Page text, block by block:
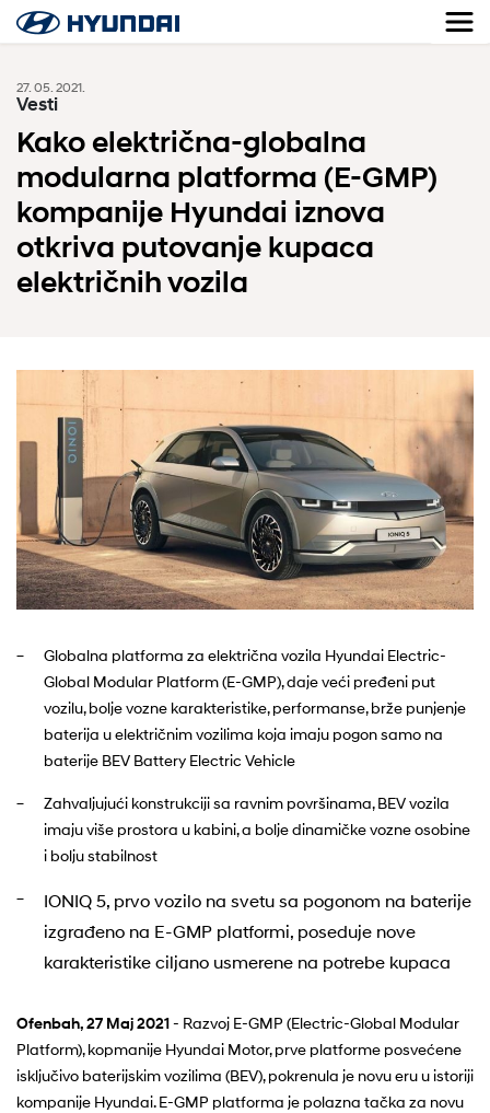
27. 05. 2021.
Vesti
Kako električna-globalna
modularna platforma (E-GMP)
kompanije Hyundai iznova
otkriva putovanje kupaca
električnih vozila
Globalna platforma za električna vozila Hyundai Electric-
Global Modular Platform (E-GMP), daje veći pređeni put
vozilu, bolje vozne karakteristike, performanse, brže punjenje
baterija u električnim vozilima koja imaju pogon samo na
baterije BEV Battery Electric Vehicle
Zahvaljujući konstrukciji sa ravnim površinama, BEV vozila
imaju više prostora u kabini, a bolje dinamičke vozne osobine
i bolju stabilnost
IONIQ 5, prvo vozilo na svetu sa pogonom na baterije
izgrađeno na E-GMP platformi, poseduje nove
karakteristike ciljano usmerene na potrebe kupaca
Ofenbah, 27 Maj 2021- Razvoj E-GMP (Electric-Global Modular
Platform), kopmanije Hyundai Motor, prve platforme posvećene
isključivo baterijskim vozilima (BEV), pokrenula je novu eru u istoriji
kompanije Hyundai. E-GMP platforma je polazna tačka za novu